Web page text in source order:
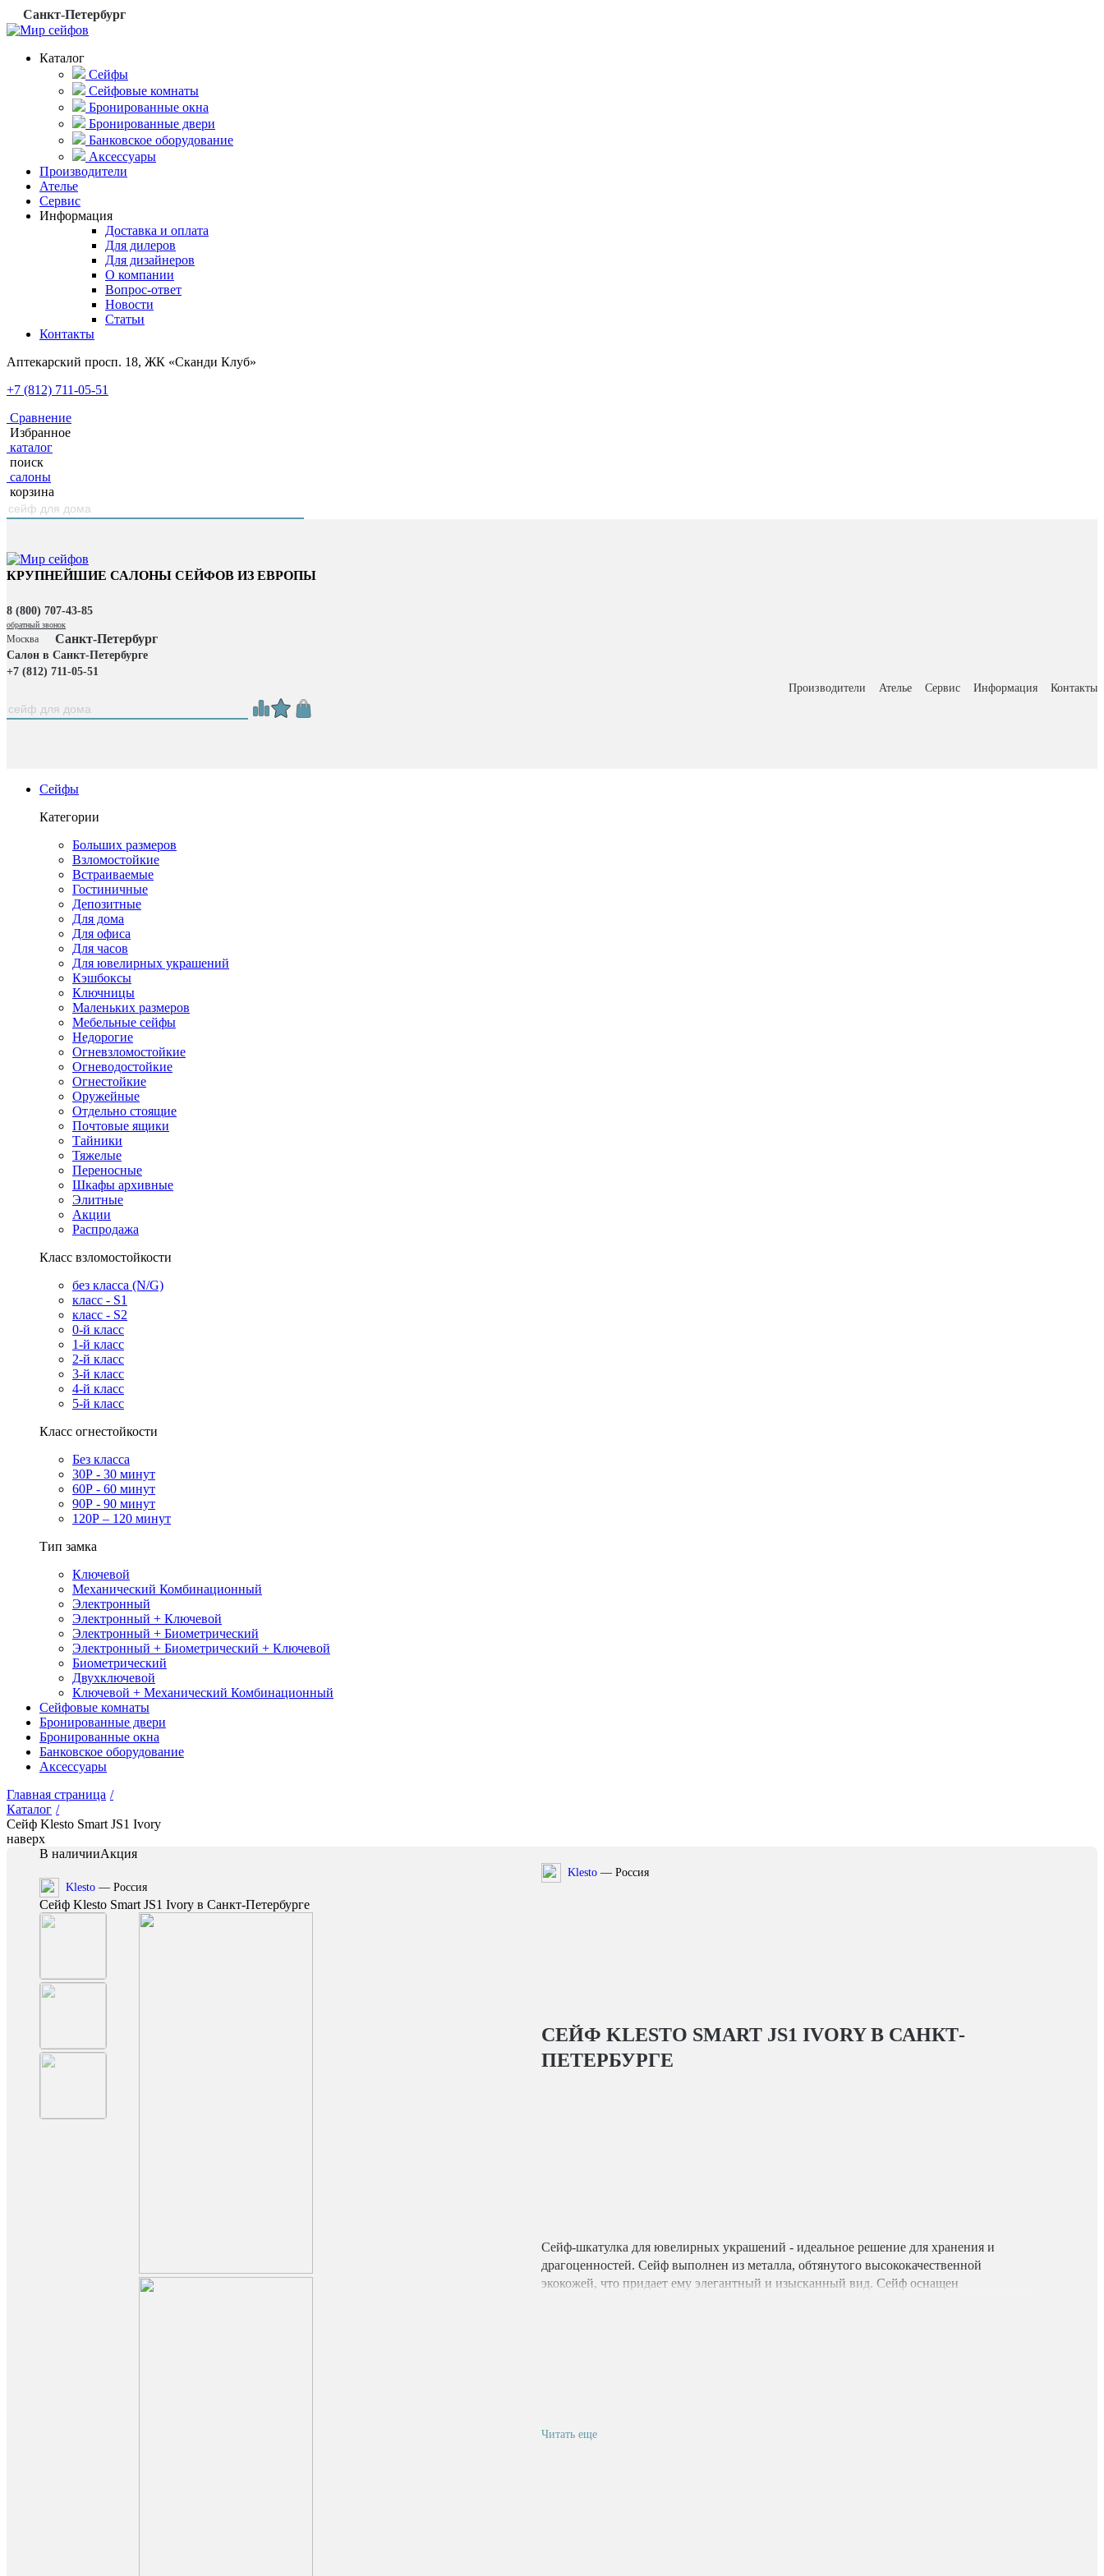
Санкт-Петербург
Каталог
Сейфы
Сейфовые комнаты
Бронированные окна
Бронированные двери
Банковское оборудование
Аксессуары
Производители
Ателье
Сервис
Информация
Доставка и оплата
Для дилеров
Для дизайнеров
О компании
Вопрос-ответ
Новости
Статьи
Контакты
Аптекарский просп. 18, ЖК «Сканди Клуб»
+7 (812) 711-05-51
Сравнение
Избранное
каталог
поиск
салоны
корзина
КРУПНЕЙШИЕ САЛОНЫ СЕЙФОВ ИЗ ЕВРОПЫ
8 (800) 707-43-85
обратный звонок
Москва Санкт-Петербург
Салон в Санкт-Петербурге
+7 (812) 711-05-51
Производители
Ателье Сервис Информация Контакты
Сейфы
Категории
Больших размеров
Взломостойкие
Встраиваемые
Гостиничные
Депозитные
Для дома
Для офиса
Для часов
Для ювелирных украшений
Кэшбоксы
Ключницы
Маленьких размеров
Мебельные сейфы
Недорогие
Огневзломостойкие
Огневодостойкие
Огнестойкие
Оружейные
Отдельно стоящие
Почтовые ящики
Тайники
Тяжелые
Переносные
Шкафы архивные
Элитные
Акции
Распродажа
Класс взломостойкости
без класса (N/G)
класс - S1
класс - S2
0-й класс
1-й класс
2-й класс
3-й класс
4-й класс
5-й класс
Класс огнестойкости
Без класса
30Р - 30 минут
60Р - 60 минут
90Р - 90 минут
120Р – 120 минут
Тип замка
Ключевой
Механический Комбинационный
Электронный
Электронный + Ключевой
Электронный + Биометрический
Электронный + Биометрический + Ключевой
Биометрический
Двухключевой
Ключевой + Механический Комбинационный
Сейфовые комнаты
Бронированные двери
Бронированные окна
Банковское оборудование
Аксессуары
Главная страница /
Каталог /
Сейф Klesto Smart JS1 Ivory
наверх
В наличииАкция
Klesto — Россия
Сейф Klesto Smart JS1 Ivory в Санкт-Петербурге
Klesto — Россия
СЕЙФ KLESTO SMART JS1 IVORYВ САНКТ-
ПЕТЕРБУРГЕ
Сейф-шкатулка для ювелирных украшений - идеальное решение для хранения и
драгоценностей. Сейф выполнен из металла, обтянутого высококачественной
экокожей, что придает ему элегантный и изысканный вид. Сейф оснащен
Сейф работает от встроенного аккумулятора, что обеспечивает бесперебойную работу
Читать еще